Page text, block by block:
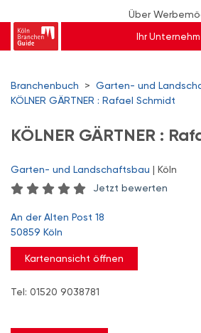
Über
Ihr
Branchenbuch > Garten- und
KÖLNER GÄRTNER : Rafael Schmidt
KÖLNER GÄRTNER :
Garten- und Landschaftsbau | Köln
Jetzt bewerten
An der Alten Post 18
50859 Köln
Kartenansicht öffnen
Tel: 01520 9038781